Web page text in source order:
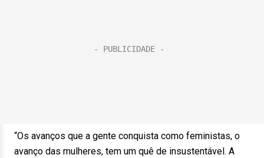
“Os avanços que a gente conquista como feministas, o
avanço das mulheres, tem um quê de insustentável. A